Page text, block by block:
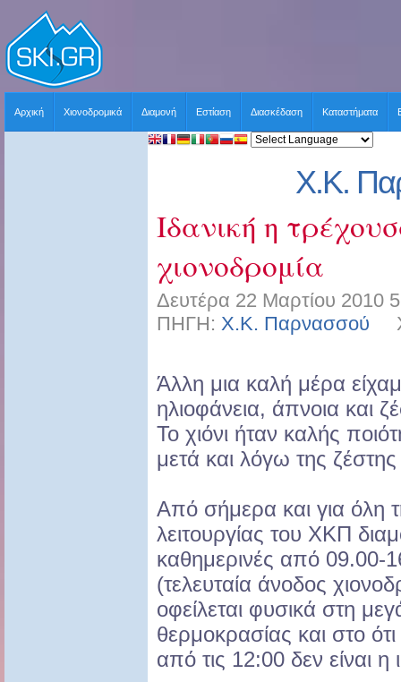
Αρχική Χιονοδρομικά Διαμονή Εστίαση Διασκέδαση Καταστήματα
Χ.Κ.
Ιδανική η
χιονοδρομία
Δευτέρα 22 Μαρτίου 2010
ΠΗΓΗ: Χ.Κ. Παρνασσού
Άλλη μια καλή μέρα
ηλιοφάνεια, άπνοια και
Το χιόνι ήταν καλής
μετά και λόγω της
Από σήμερα και για όλη
λειτουργίας του ΧΚΠ
καθημερινές από 09.00-
(τελευταία άνοδος
οφείλεται φυσικά στη
θερμοκρασίας και στο
από τις 12:00 δεν είναι η